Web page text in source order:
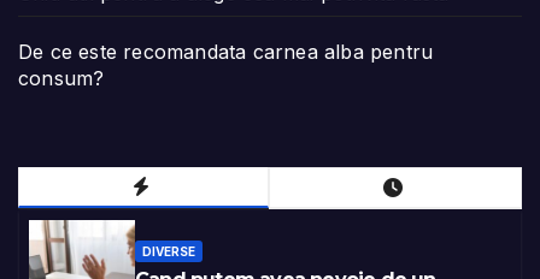
De ce este recomandata carnea alba pentru
consum?
DIVERSE